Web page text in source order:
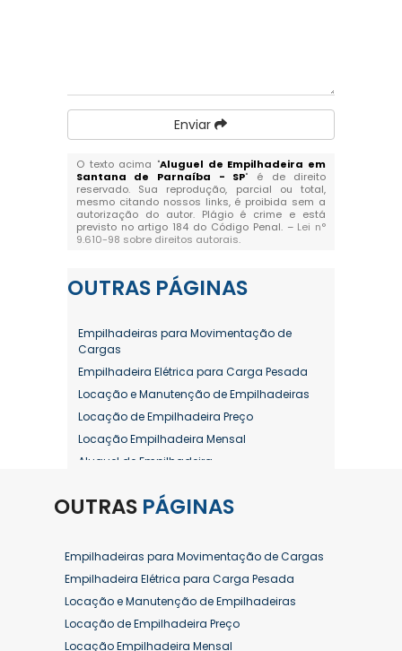
Enviar
O texto acima "Aluguel de Empilhadeira em
Santana de Parnaíba - SP" é de direito
reservado. Sua reprodução, parcial ou total,
mesmo citando nossos links, é proibida sem a
autorização do autor. Plágio é crime e está
previsto no artigo 184 do Código Penal. – Lei n°
9.610-98 sobre direitos autorais.
OUTRAS PÁGINAS
Empilhadeiras para Movimentação de
Cargas
Empilhadeira Elétrica para Carga Pesada
Locação e Manutenção de Empilhadeiras
Locação de Empilhadeira Preço
Locação Empilhadeira Mensal
Aluguel de Empilhadeira
Aluguel de Empilhadeira Diária Valor
Aluguel de Empilhadeira Elétrica Preço
Aluguel de Empilhadeira Mensal
Aluguel de Empilhadeira Preço
Aluguel de Empilhadeira Valor
Aluguel de Empilhadeiras Eletricas
OUTRAS PÁGINAS
Empilhadeiras para Movimentação de Cargas
Empilhadeira Elétrica para Carga Pesada
Locação e Manutenção de Empilhadeiras
Locação de Empilhadeira Preço
Locação Empilhadeira Mensal